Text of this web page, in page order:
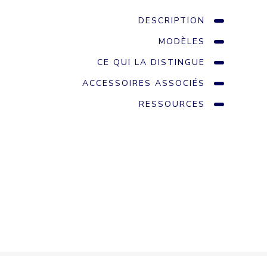
DESCRIPTION
MODÈLES
CE QUI LA DISTINGUE
ACCESSOIRES ASSOCIÉS
RESSOURCES